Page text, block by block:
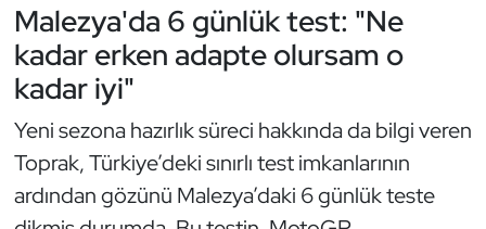
Malezya'da 6 günlük test: "Ne
kadar erken adapte olursam o
kadar iyi"
Yeni sezona hazırlık süreci hakkında da bilgi veren
Toprak, Türkiye’deki sınırlı test imkanlarının
ardından gözünü Malezya’daki 6 günlük teste
Kayak
Kempo
Kürek